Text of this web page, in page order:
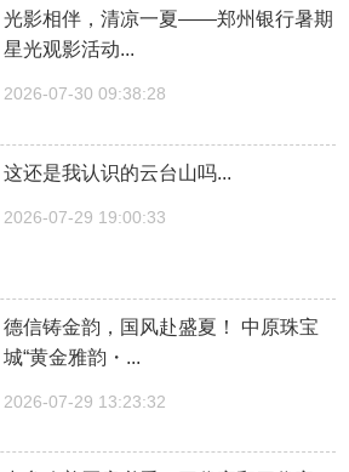
光影相伴，清凉一夏——郑州银行暑期
星光观影活动...
2026-07-30 09:38:28
这还是我认识的云台山吗...
2026-07-29 19:00:33
德信铸金韵，国风赴盛夏！ 中原珠宝
城“黄金雅韵・...
2026-07-29 13:23:32